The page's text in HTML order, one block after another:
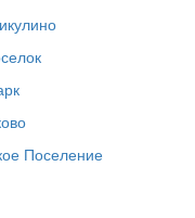
Поселение